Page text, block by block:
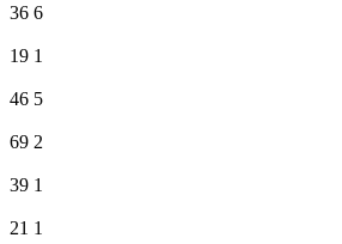
36 6
19 1
46 5
69 2
39 1
21 1